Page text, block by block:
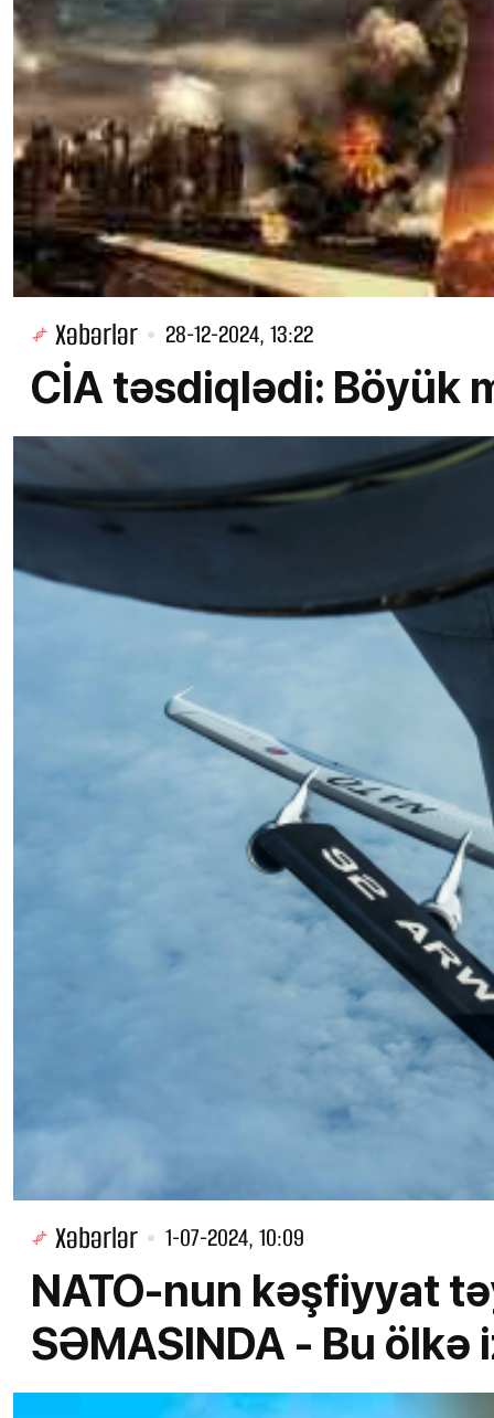
Xəbərlər 28-12-2024, 13:22
CİA təsdiqlədi: Böyük
Xəbərlər 1-07-2024, 10:09
NATO-nun kəşfiyyat
SƏMASINDA - Bu ölkə